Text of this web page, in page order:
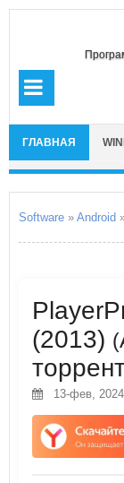
ГЛАВНАЯ
Software » Android
(2013)
13-фев,